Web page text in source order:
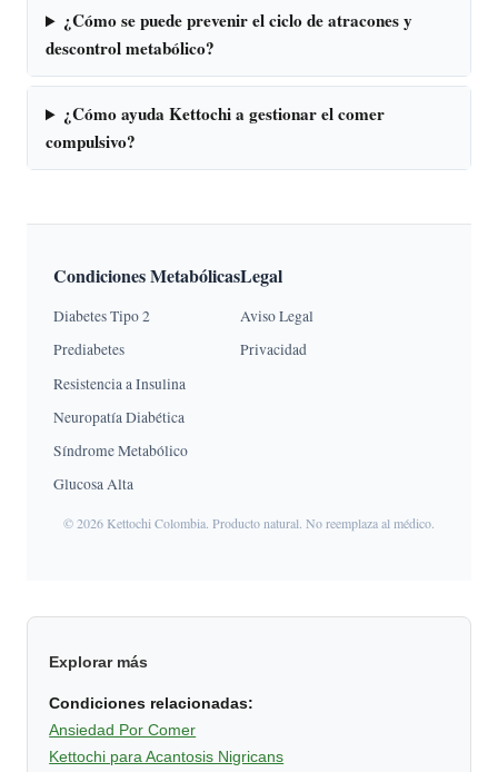
¿Cómo se puede prevenir el ciclo de atracones y
descontrol metabólico?
¿Cómo ayuda Kettochi a gestionar el comer
compulsivo?
Condiciones Metabólicas
Diabetes Tipo 2
Prediabetes
Resistencia a Insulina
Neuropatía Diabética
Síndrome Metabólico
Glucosa Alta
Legal
Aviso Legal
Privacidad
© 2026 Kettochi Colombia. Producto natural. No reemplaza al médico.
Explorar más
Condiciones relacionadas:
Ansiedad Por Comer
Kettochi para Acantosis Nigricans